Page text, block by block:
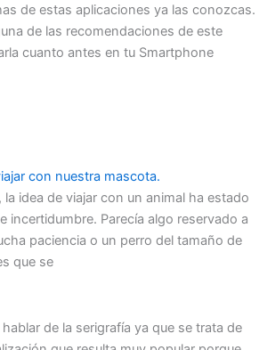
de estas aplicaciones ya las conozcas.
de las recomendaciones de este
cuanto antes en tu Smartphone
con nuestra mascota.
idea de viajar con un animal ha estado
incertidumbre. Parecía algo reservado a
paciencia o un perro del tamaño de
que se
de la serigrafía ya que se trata de